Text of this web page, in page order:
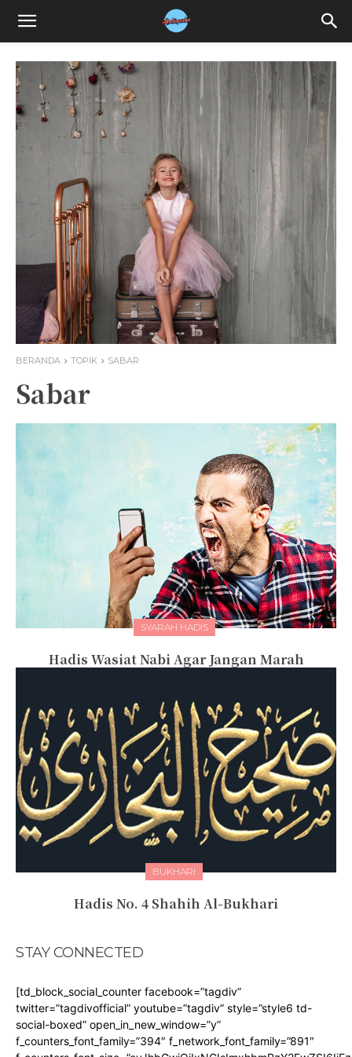
BERANDA TOPIK SABAR
Sabar
SYARAH HADIS
Hadis Wasiat Nabi Agar Jangan Marah
BUKHARI
Hadis No. 4 Shahih Al-Bukhari
STAY CONNECTED
[td_block_social_counter facebook=”tagdiv”
twitter=”tagdivofficial” youtube=”tagdiv” style=”style6 td-
social-boxed” open_in_new_window=”y”
f_counters_font_family=”394″ f_network_font_family=”891″